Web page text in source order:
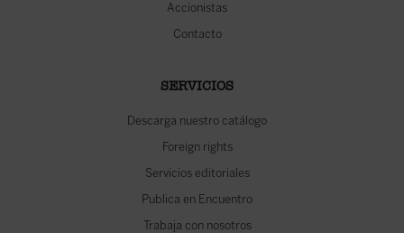
Accionistas
Contacto
SERVICIOS
Descarga nuestro catálogo
Foreign rights
Servicios editoriales
Publica en Encuentro
Trabaja con nosotros